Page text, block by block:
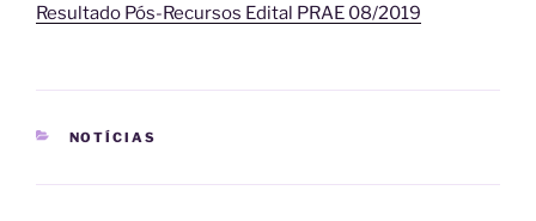
Resultado Pós-Recursos Edital PRAE 08/2019
CATEGORIAS
NOTÍCIAS